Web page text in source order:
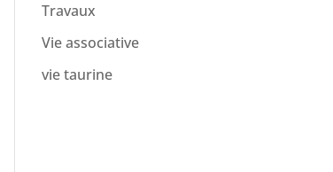
Travaux
Vie associative
vie taurine